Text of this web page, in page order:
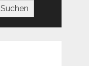
Suchen